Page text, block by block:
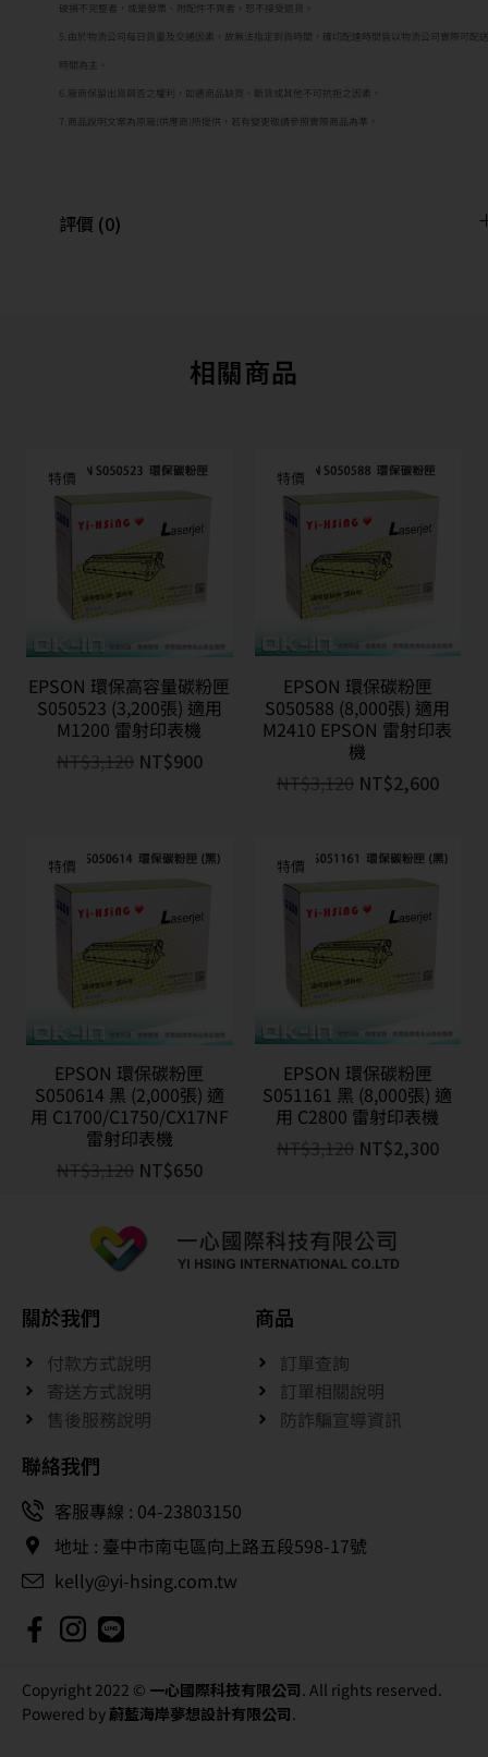
破損不完整者，或是發票、附配件不齊者，恕不接受退貨。
5.由於物流公司每日貨量及交通因素，故無法指定到貨時間，確切配達時間皆以物流公司實際可配送
時間為主。
6.廠商保留出貨與否之權利，如遇商品缺貨、斷貨或其他不可抗拒之因素。
7.商品說明文案為原廠(供應商)所提供，若有變更敬請參照實際商品為準。
評價 (0)
相關商品
特價
EPSON 環保高容量碳粉匣
S050523 (3,200張) 適用
M1200 雷射印表機
NT$3,120 NT$900
特價
EPSON 環保碳粉匣
S050588 (8,000張) 適用
M2410 EPSON 雷射印表
機
NT$3,120 NT$2,600
特價
EPSON 環保碳粉匣
S050614 黑 (2,000張) 適
用 C1700/C1750/CX17NF
雷射印表機
NT$3,120 NT$650
特價
EPSON 環保碳粉匣
S051161 黑 (8,000張) 適
用 C2800 雷射印表機
NT$3,120 NT$2,300
關於我們
付款方式說明
寄送方式說明
售後服務說明
商品
訂單查詢
訂單相關說明
防詐騙宣導資訊
聯絡我們
客服專線 : 04-23803150
地址 : 臺中市南屯區向上路五段598-17號
kelly@yi-hsing.com.tw
Copyright 2022 © 一心國際科技有限公司. All rights reserved.
Powered by蔚藍海岸夢想設計有限公司.